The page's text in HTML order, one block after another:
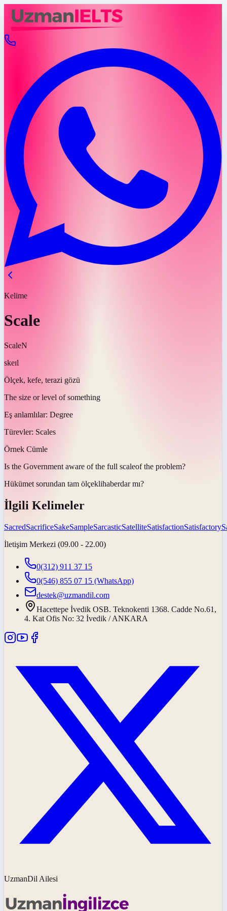
Kelime
Scale
ScaleN
skeɪl
Ölçek, kefe, terazi gözü
The size or level of something
Eş anlamlılar: Degree
Türevler: Scales
Örnek Cümle
Is the Government aware of the full scaleof the problem?
Hükümet sorundan tam ölçeklihaberdar mı?
İlgili Kelimeler
SacredSacrificeSakeSampleSarcasticSatelliteSatisfactionSatisfactory
İletişim Merkezi (09.00 - 22.00)
0(312) 911 37 15
0(546) 855 07 15 (WhatsApp)
destek@uzmandil.com
Hacettepe İvedik OSB. Teknokenti 1368. Cadde No.61,
4. Kat Ofis No: 32 İvedik / ANKARA
UzmanDil Ailesi